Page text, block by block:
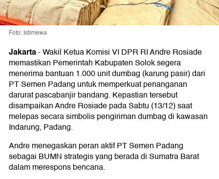
Foto: Istimewa
Jakarta-Wakil Ketua Komisi VI DPR RI Andre Rosiade
memastikan Pemerintah Kabupaten Solok segera
menerima bantuan 1.000 unit dumbag (karung pasir) dari
PT Semen Padang untuk memperkuat penanganan
darurat pascabanjir bandang. Kepastian tersebut
disampaikan Andre Rosiade pada Sabtu (13/12) saat
melepas secara simbolis pengiriman dumbag di kawasan
Indarung, Padang.
Andre menegaskan peran aktif PT Semen Padang
sebagai BUMN strategis yang berada di Sumatra Barat
dalam merespons bencana.